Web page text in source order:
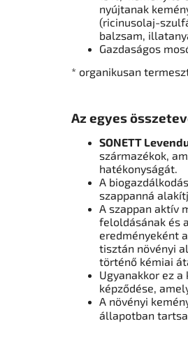
nyújtanak
(ricinusolaj-
balzsam,
Gazdaságos
* organikusan
Az egyes
SONETT
származékok,
hatékonyságát.
A
szappanná
A szappan aktív
feloldásának és
eredményeként
tisztán növényi
történő kémiai
Ugyanakkor ez
képződése,
A növényi
állapotban